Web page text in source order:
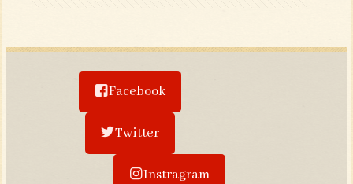
Facebook
Twitter
Instragram